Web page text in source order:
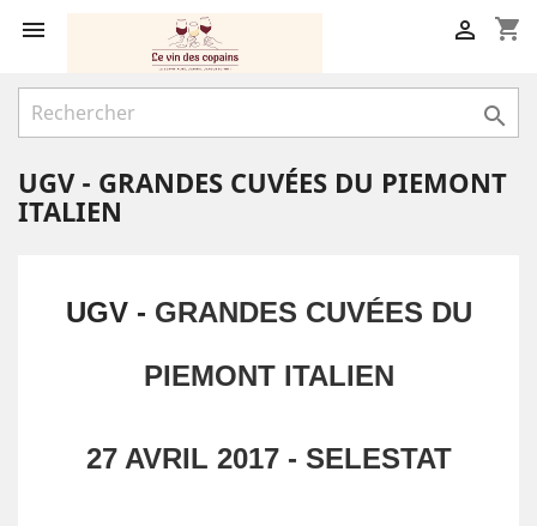
 shopping_cart


UGV - GRANDES CUVÉES DU PIEMONT
ITALIEN
UGV - GRANDES CUVÉES DU
PIEMONT ITALIEN
27 AVRIL 2017 - SELESTAT